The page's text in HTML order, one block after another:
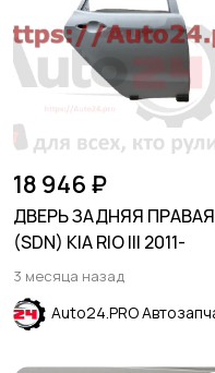
18 946 ₽
ДВЕРЬ ЗАДНЯЯ ПРАВАЯ
(SDN) KIA RIO III 2011-
3 месяца назад